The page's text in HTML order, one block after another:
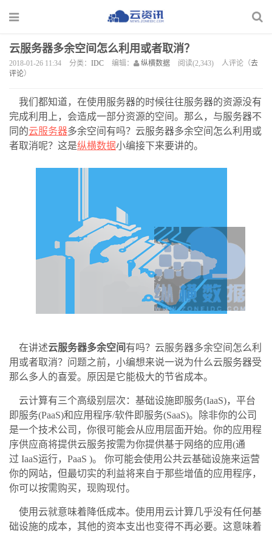
云服务器多余空间怎么利用或者取消？
2018-01-26 11:34 分类： IDC 编辑： 纵横数据 阅读(2,343) 人评论（去
评论）
我们都知道，在使用服务器的时候往往服务器的资源没有
完成利用上，会造成一部分资源的空间。那么，与服务器不
同的云服务器多余空间有吗？云服务器多余空间怎么利用或
者取消呢？这是纵横数据小编接下来要讲的。
在讲述云服务器多余空间 有吗？云服务器多余空间怎么利
用或者取消？问题之前，小编想来说一说为什么云服务器受
那么多人的喜爱。原因是它能极大的节省成本。
云计算有三个高级别层次：基础设施即服务(IaaS)，平台
即服务(PaaS)和应用程序/软件即服务(SaaS)。除非你的公司
是一个技术公司，你很可能会从应用层面开始。你的应用程
序供应商将提供云服务按需为你提供基于网络的应用(通
过 IaaS运行， PaaS )。
你可能会使用公共云基础设施来运营
你的网站，但最切实的利益将来自于那些增值的应用程序，
你可以按需购买，现购现付。
使用云就意味着降低成本。使用用云计算几乎没有任何基
础设施的成本，其他的资本支出也变得不再必要。这意味着